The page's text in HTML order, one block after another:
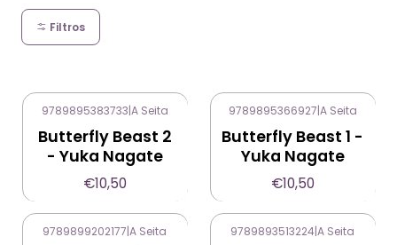
Filtros
9789895383733|A Seita
Butterfly Beast 2
- Yuka Nagate
€10,50
9789895366927|A Seita
Butterfly Beast 1 -
Yuka Nagate
€10,50
9789899202177|A Seita 9789893513224|A Seita